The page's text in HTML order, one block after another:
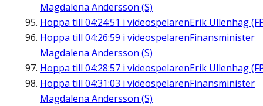
Magdalena Andersson (S)
Hoppa till 04:24:51 i videospelarenErik Ullenhag
Hoppa till 04:26:59 i videospelarenFinansminister
Magdalena Andersson (S)
Hoppa till 04:28:57 i videospelarenErik Ullenhag
Hoppa till 04:31:03 i videospelarenFinansminister
Magdalena Andersson (S)